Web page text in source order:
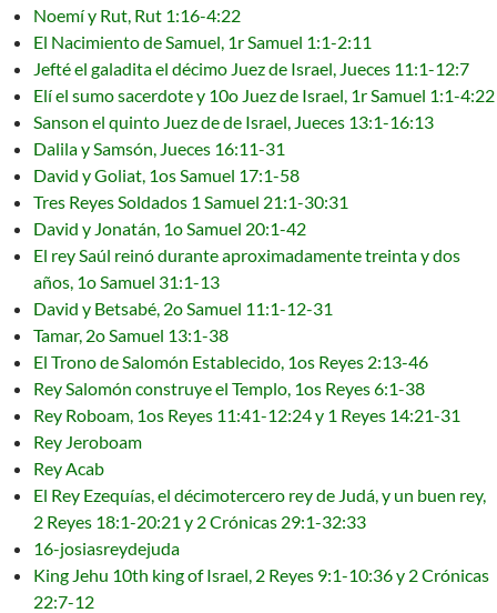
Noemí y Rut, Rut 1:16-4:22
El Nacimiento de Samuel, 1r Samuel 1:1-2:11
Jefté el galadita el décimo Juez de Israel, Jueces 11:1-12:7
Elí el sumo sacerdote y 10o Juez de Israel, 1r Samuel 1:1-4:22
Sanson el quinto Juez de de Israel, Jueces 13:1-16:13
Dalila y Samsón, Jueces 16:11-31
David y Goliat, 1os Samuel 17:1-58
Tres Reyes Soldados 1 Samuel 21:1-30:31
David y Jonatán, 1o Samuel 20:1-42
El rey Saúl reinó durante aproximadamente treinta y dos
años, 1o Samuel 31:1-13
David y Betsabé, 2o Samuel 11:1-12-31
Tamar, 2o Samuel 13:1-38
El Trono de Salomón Establecido, 1os Reyes 2:13-46
Rey Salomón construye el Templo, 1os Reyes 6:1-38
Rey Roboam, 1os Reyes 11:41-12:24 y 1 Reyes 14:21-31
Rey Jeroboam
Rey Acab
El Rey Ezequías, el décimotercero rey de Judá, y un buen rey,
2 Reyes 18:1-20:21 y 2 Crónicas 29:1-32:33
16-josiasreydejuda
King Jehu 10th king of Israel, 2 Reyes 9:1-10:36 y 2 Crónicas
22:7-12